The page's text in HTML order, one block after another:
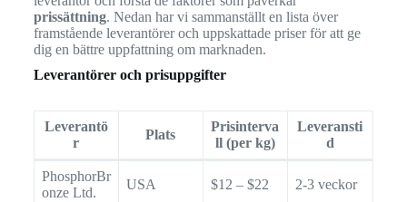
prissättning. Nedan har vi sammanställt en lista över
framstående leverantörer och uppskattade priser för att ge
dig en bättre uppfattning om marknaden.
Leverantörer och prisuppgifter
Leverantö
r
Plats
Prisinterva
ll (per kg)
Leveransti
d
PhosphorBr
onze Ltd.
USA $12 – $22 2-3 veckor